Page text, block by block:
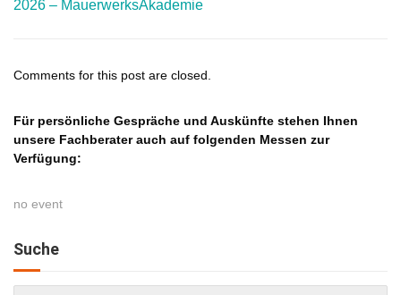
2026 – MauerwerksAkademie
Comments for this post are closed.
Für persönliche Gespräche und Auskünfte stehen Ihnen
unsere Fachberater auch auf folgenden Messen zur
Verfügung:
no event
Suche